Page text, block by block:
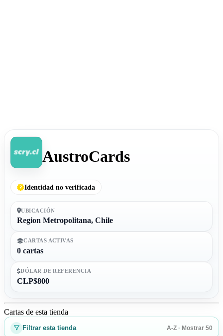
AustroCards
Identidad no verificada
UBICACIÓN
Region Metropolitana, Chile
CARTAS ACTIVAS
0 cartas
DÓLAR DE REFERENCIA
CLP$800
Cartas de esta tienda
Filtrar esta tienda A-Z · Mostrar 50